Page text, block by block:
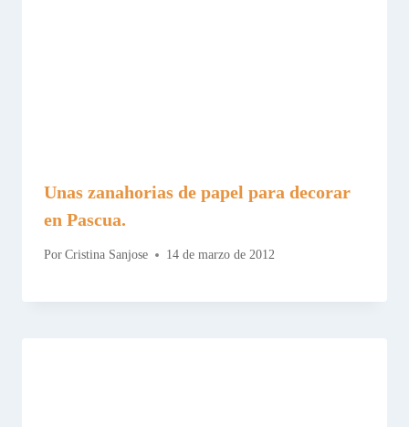
Unas zanahorias de papel para decorar
en Pascua.
Por Cristina Sanjose 14 de marzo de 2012